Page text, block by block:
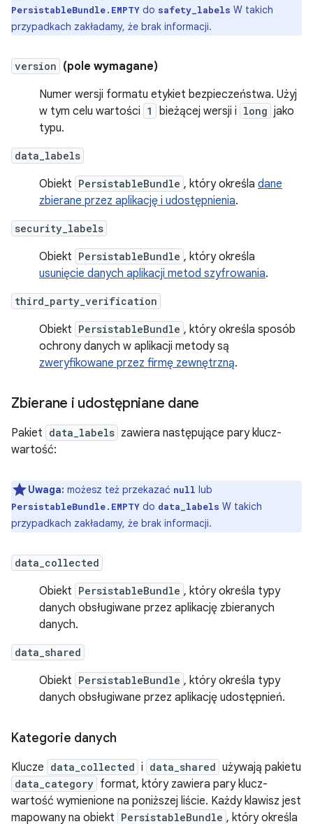
PersistableBundle.EMPTY do safety_labels W takich
przypadkach zakładamy, że brak informacji.
version (pole wymagane)
Numer wersji formatu etykiet bezpieczeństwa. Użyj
w tym celu wartości 1 bieżącej wersji i long jako
typu.
data_labels
Obiekt PersistableBundle , który określa dane
zbierane przez aplikację i udostępnienia.
security_labels
Obiekt PersistableBundle , który określa
usunięcie danych aplikacji metod szyfrowania.
third_party_verification
Obiekt PersistableBundle , który określa sposób
ochrony danych w aplikacji metody są
zweryfikowane przez firmę zewnętrzną.
Zbierane i udostępniane dane
Pakiet data_labels zawiera następujące pary klucz-
wartość:
Uwaga: możesz też przekazać null lub
PersistableBundle.EMPTY do data_labels W takich
przypadkach zakładamy, że brak informacji.
data_collected
Obiekt PersistableBundle , który określa typy
danych obsługiwane przez aplikację zbieranych
danych.
data_shared
Obiekt PersistableBundle , który określa typy
danych obsługiwane przez aplikację udostępnień.
Kategorie danych
Klucze data_collected i data_shared używają pakietu
data_category format, który zawiera pary klucz-
wartość wymienione na poniższej liście. Każdy klawisz jest
mapowany na obiekt PersistableBundle , który określa